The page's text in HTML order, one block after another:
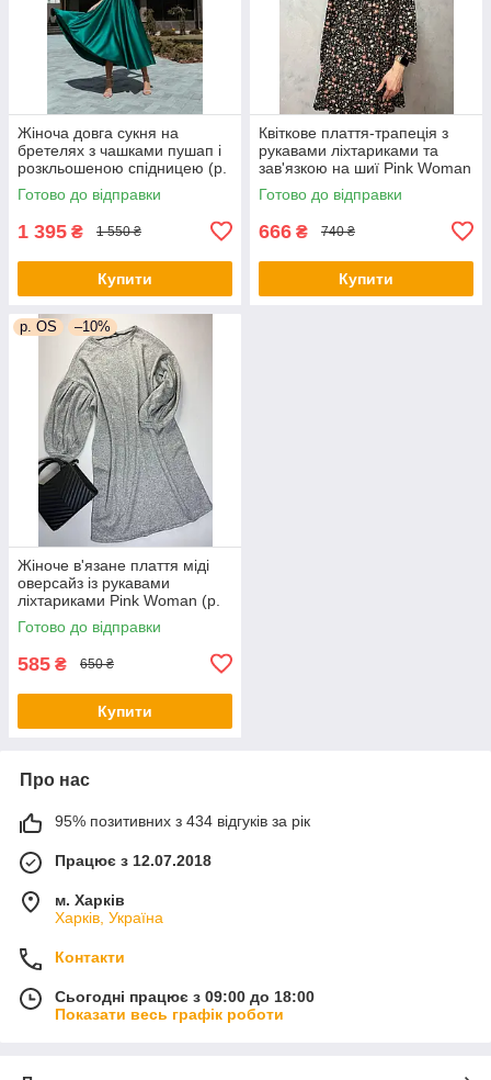
Жіноча довга сукня на
бретелях з чашками пушап і
розкльошеною спідницею (р.
44) 66py6043Qr
Готово до відправки
1 395 ₴ 1 550 ₴
Купити
Квіткове плаття-трапеція з
рукавами ліхтариками та
зав'язкою на шиї Pink Woman
(р. 42-44) 1035205r
Готово до відправки
666 ₴ 740 ₴
Купити
р. OS –10%
Жіноче в'язане плаття міді
оверсайз із рукавами
ліхтариками Pink Woman (р.
OS) 1035266r
Готово до відправки
585 ₴ 650 ₴
Купити
Про нас
95% позитивних з 434 відгуків за рік
Працює з 12.07.2018
м. Харків
Харків, Україна
Контакти
Сьогодні працює з 09:00 до 18:00
Показати весь графік роботи